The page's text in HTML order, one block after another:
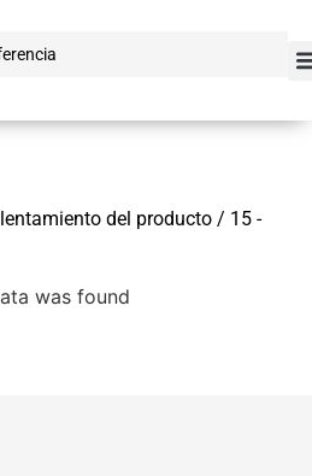
del producto / 15 -
was found